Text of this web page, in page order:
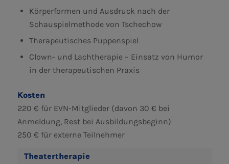
Körperformen und Ausdruck nach der
Schauspielmethode von Tschechow
Therapeutisches Puppenspiel
Clown- und Lachtherapie – Einsatz von Humor
in der therapeutischen Praxis
Kosten
220 € für EVN-Mitglieder (davon 30 € bei
Anmeldung, Rest bei Ausbildungsbeginn)
250 € für externe Teilnehmer
Theatertherapie